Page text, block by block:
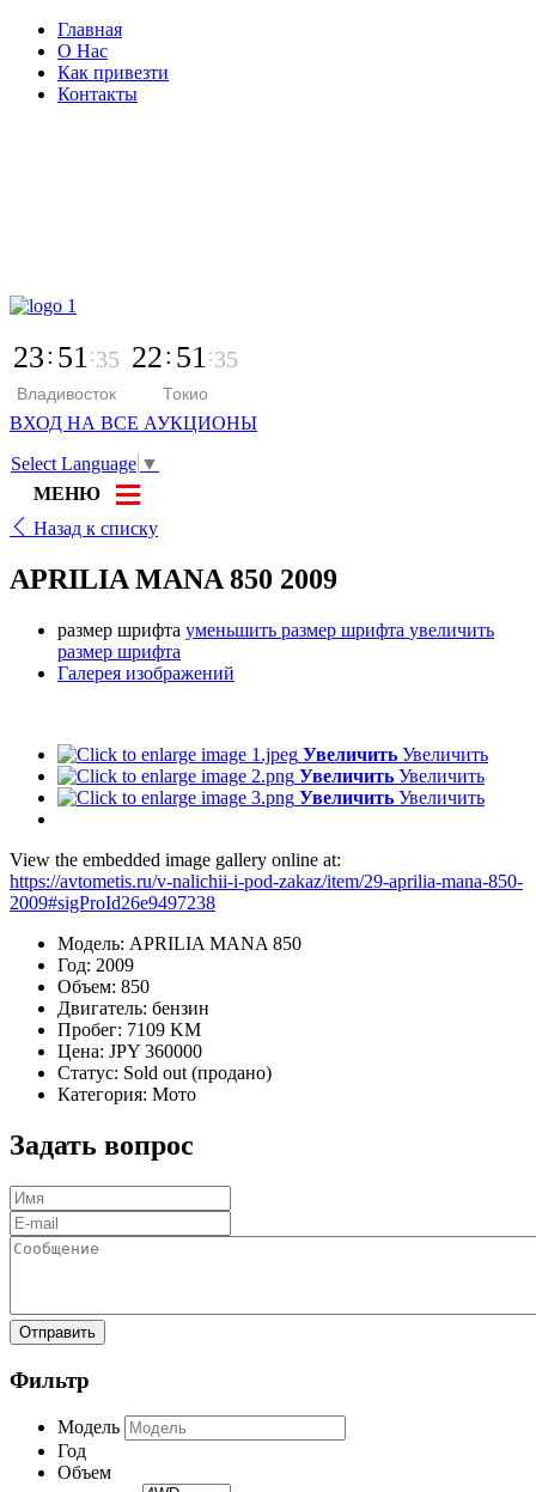
Главная
О Нас
Как привезти
Контакты
23 51 36
Владивосток
22 51 36
Токио
ВХОД НА ВСЕ АУКЦИОНЫ
Select Language ▼
МЕНЮ
Назад к списку
APRILIA MANA 850 2009
размер шрифта уменьшить размер шрифта увеличить
размер шрифта
Галерея изображений
Увеличить Увеличить
Увеличить Увеличить
Увеличить Увеличить
View the embedded image gallery online at:
https://avtometis.ru/v-nalichii-i-pod-zakaz/item/29-aprilia-mana-850-
2009#sigProId26e9497238
Модель: APRILIA MANA 850
Год: 2009
Объем: 850
Двигатель: бензин
Пробег: 7109 KM
Цена: JPY 360000
Статус: Sold out (продано)
Категория: Мото
Задать вопрос
Отправить
Фильтр
Модель
Год
Объем